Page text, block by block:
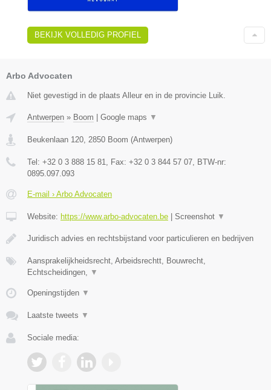
BEKIJK VOLLEDIG PROFIEL
Arbo Advocaten
Niet gevestigd in de plaats Alleur en in de provincie Luik.
Antwerpen » Boom | Google maps ▼
Beukenlaan 120 2850 Boom (Antwerpen)
Tel: +32 0 3 888 15 81 , Fax: +32 0 3 844 57 07 , BTW-nr:
0895.097.093
E-mail › Arbo Advocaten
Website: https://www.arbo-advocaten.be | Screenshot ▼
Juridisch advies en rechtsbijstand voor particulieren en bedrijven
Aansprakelijkheidsrecht, Arbeidsrechtt, Bouwrecht,
Echtscheidingen,
▼
Openingstijden ▼
Laatste tweets ▼
Sociale media: